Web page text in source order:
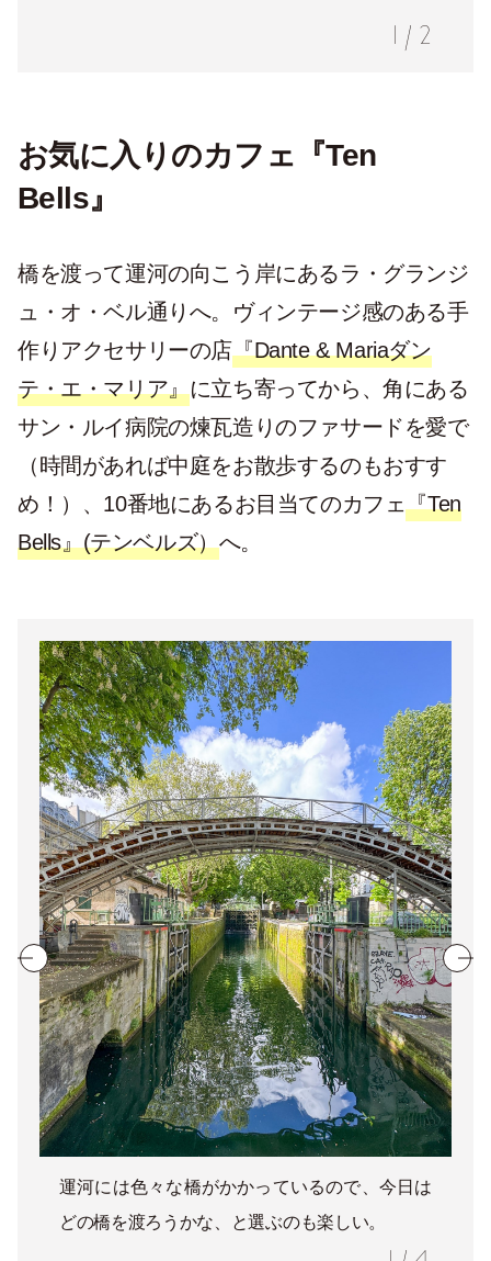
1 / 2
お気に入りのカフェ『Ten
Bells』
橋を渡って運河の向こう岸にあるラ・グランジ
ュ・オ・ベル通りへ。ヴィンテージ感のある手
作りアクセサリーの店『Dante & Mariaダン
テ・エ・マリア』に立ち寄ってから、角にある
サン・ルイ病院の煉瓦造りのファサードを愛で
（時間があれば中庭をお散歩するのもおすす
め！）、10番地にあるお目当てのカフェ『Ten
Bells』(テンベルズ）へ。
運河には色々な橋がかかっているので、今日は
どの橋を渡ろうかな、と選ぶのも楽しい。